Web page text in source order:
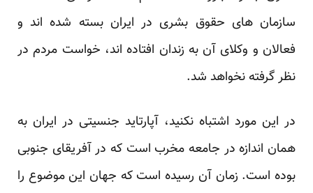
سازمان های حقوق بشری در ایران بسته شده اند و
فعالان و وکلای آن به زندان افتاده اند، خواست مردم در
نظر گرفته نخواهد شد.
در این مورد اشتباه نکنید، آپارتاید جنسیتی در ایران به
همان اندازه در جامعه مخرب است که در آفریقای جنوبی
بوده است. زمان آن رسیده است که جهان این موضوع را